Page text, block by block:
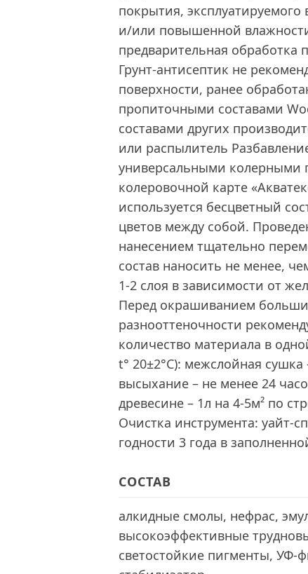
покрытия,
и/или повышенной
предварительная обработка
Грунт-антисептик не
поверхности, ранее
пропиточными составами
составами других
или распылитель
универсальными колерными
колеровочной карте
используется бесцветный
цветов между собой.
нанесением тщательно
состав наносить не менее,
1-2 слоя в зависимости от
Перед окрашиванием
разнооттеночности
количество материала в
t° 20±2°С): межслойная
высыхание – не менее 24
древесине – 1л на 4-5м² по
Очистка инструмента: уайт-
годности 3 года в
СОСТАВ
алкидные смолы, нефрас,
высокоэффективные
светостойкие пигменты, УФ-